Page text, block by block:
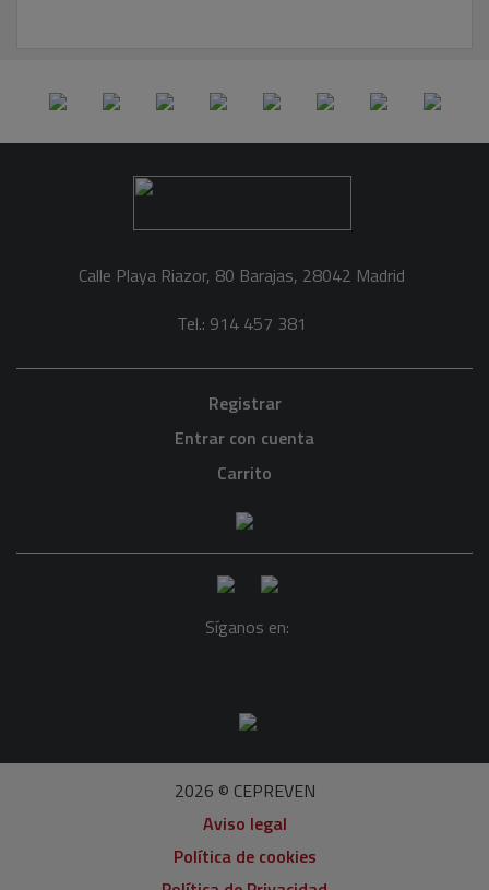
Calle Playa Riazor, 80 Barajas, 28042 Madrid
Tel.: 914 457 381
Registrar
Entrar con cuenta
Carrito
Síganos en:
2026 © CEPREVEN
Aviso legal
Política de cookies